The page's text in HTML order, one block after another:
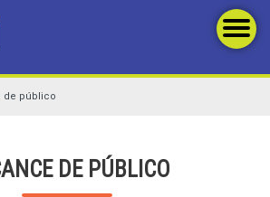
de público
DE PÚBLICO